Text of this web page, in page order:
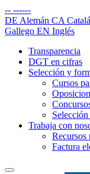
-- ------
DE Alemán CA
Gallego EN Inglés
Transparencia
DGT en cifras
Selección y
Cursos
Trabaja con
Recursos
Factura